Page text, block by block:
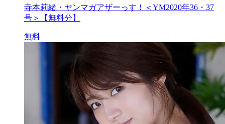
寺本莉緒・ヤンマガアザーっす！＜YM2020年36・37
号＞【無料分】
無料